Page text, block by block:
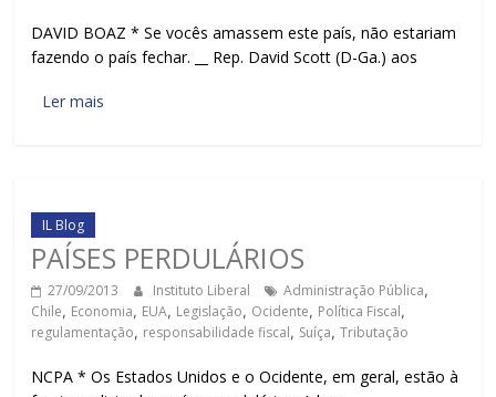
DAVID BOAZ * Se vocês amassem este país, não estariam
fazendo o país fechar. __ Rep. David Scott (D-Ga.) aos
Ler mais
IL Blog
PAÍSES PERDULÁRIOS
27/09/2013 Instituto Liberal Administração Pública,
Chile, Economia, EUA, Legislação, Ocidente, Política Fiscal,
regulamentação, responsabilidade fiscal, Suíça,Tributação
NCPA * Os Estados Unidos e o Ocidente, em geral, estão à